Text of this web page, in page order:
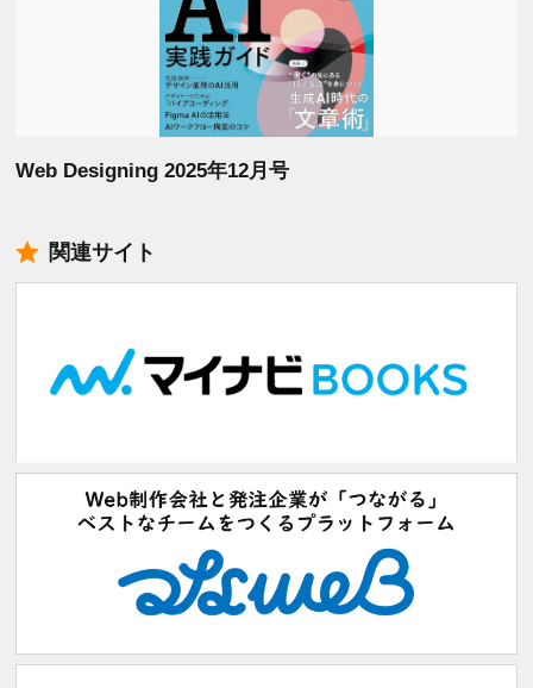
Web Designing 2025年12月号
関連サイト